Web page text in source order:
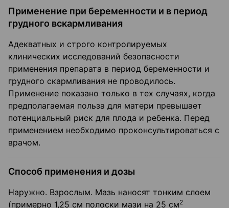
Применение при беременности и в период
грудного вскармливания
Адекватных и строго контролируемых
клинических исследований безопасности
применения препарата в период беременности и
грудного скармливания не проводилось.
Применение показано только в тех случаях, когда
предполагаемая польза для матери превышает
потенциальный риск для плода и ребенка. Перед
применением необходимо проконсультироваться с
врачом.
Способ применения и дозы
Наружно. Взрослым. Мазь наносят тонким слоем
(примерно 1,25 см полоски мази на 25 см2